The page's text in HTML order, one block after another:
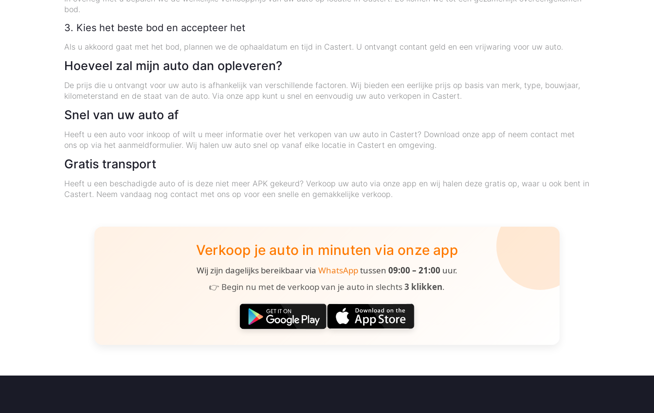
bod.
3. Kies het beste bod en accepteer het
Als u akkoord gaat met het bod, plannen we de ophaaldatum en tijd in Castert. U ontvangt contant geld en een vrijwaring voor uw auto.
Hoeveel zal mijn auto dan opleveren?
De prijs die u ontvangt voor uw auto is afhankelijk van verschillende factoren. Wij bieden een eerlijke prijs op basis van merk, type, bouwjaar,
kilometerstand en de staat van de auto. Via onze app kunt u snel en eenvoudig uw auto verkopen in Castert.
Snel van uw auto af
Heeft u een auto voor inkoop of wilt u meer informatie over het verkopen van uw auto in Castert? Download onze app of neem contact met
ons op via het aanmeldformulier. Wij halen uw auto snel op vanaf elke locatie in Castert en omgeving.
Gratis transport
Heeft u een beschadigde auto of is deze niet meer APK gekeurd? Verkoop uw auto via onze app en wij halen deze gratis op, waar u ook bent in
Castert. Neem vandaag nog contact met ons op voor een snelle en gemakkelijke verkoop.
Verkoop je auto in minuten via onze app
Wij zijn dagelijks bereikbaar via WhatsApptussen 09:00 – 21:00 uur.
👉 Begin nu met de verkoop van je auto in slechts3 klikken.